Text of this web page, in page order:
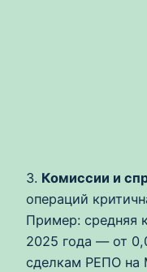
3. Комиссии и
операций
Пример: средняя
2025 года — от
сделкам РЕПО